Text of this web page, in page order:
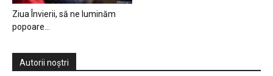
Ziua Învierii, să ne luminăm
popoare…
Autorii noștri